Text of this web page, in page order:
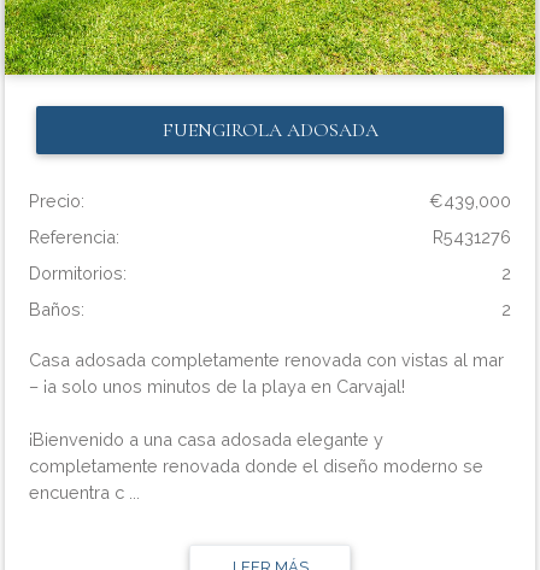
FUENGIROLA ADOSADA
Precio:
€439,000
Referencia:
R5431276
Dormitorios:
2
Baños:
2
Casa adosada completamente renovada con vistas al mar
– ¡a solo unos minutos de la playa en Carvajal!
¡Bienvenido a una casa adosada elegante y
completamente renovada donde el diseño moderno se
encuentra c ...
LEER MÁS